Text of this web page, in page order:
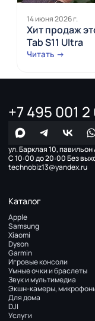
14 июня 2026 г.
Хит продаж
Tab S11 Ultra
Читать →
+7 495 001 2
ул. Барклая 10,
С 10:00 до 20:00 Без
technobiz13@yandex.ru
Каталог
Apple
Samsung
Xiaomi
Dyson
Garmin
Игровые консоли
Умные очки и браслеты
Звук и мультимедиа
Экшн-камеры,
Для дома
DJI
Услуги